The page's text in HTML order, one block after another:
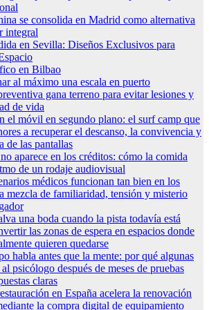
se consolida en Madrid como alternativa
integral
en Sevilla: Diseños Exclusivos para
en Bilbao
al máximo una escala en puerto
gana terreno para evitar lesiones y
de vida
el móvil en segundo plano: el surf camp que
a recuperar el descanso, la convivencia y
de las pantallas
aparece en los créditos: cómo la comida
de un rodaje audiovisual
médicos funcionan tan bien en los
mezcla de familiaridad, tensión y misterio
una boda cuando la pista todavía está
las zonas de espera en espacios donde
quieren quedarse
habla antes que la mente: por qué algunas
psicólogo después de meses de pruebas
claras
en España acelera la renovación
la compra digital de equipamiento